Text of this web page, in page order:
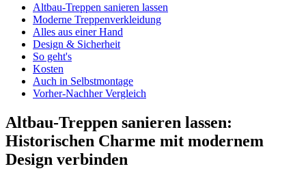
Altbau-Treppen sanieren lassen
Moderne Treppenverkleidung
Alles aus einer Hand
Design & Sicherheit
So geht's
Kosten
Auch in Selbstmontage
Vorher-Nachher Vergleich
Altbau-Treppen sanieren lassen:
Historischen Charme mit modernem
Design verbinden